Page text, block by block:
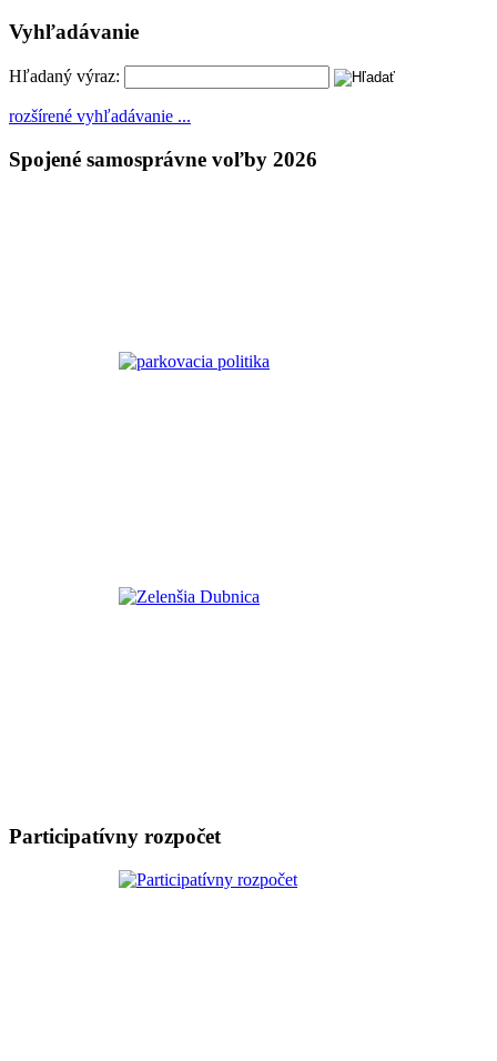
Vyhľadávanie
Hľadaný výraz:
rozšírené vyhľadávanie ...
Spojené samosprávne voľby 2026
Participatívny rozpočet